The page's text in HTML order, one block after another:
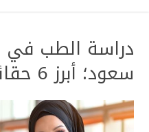
دراسة الطب في
سعود؛ أبرز 6 حقائق عليك معرفتها